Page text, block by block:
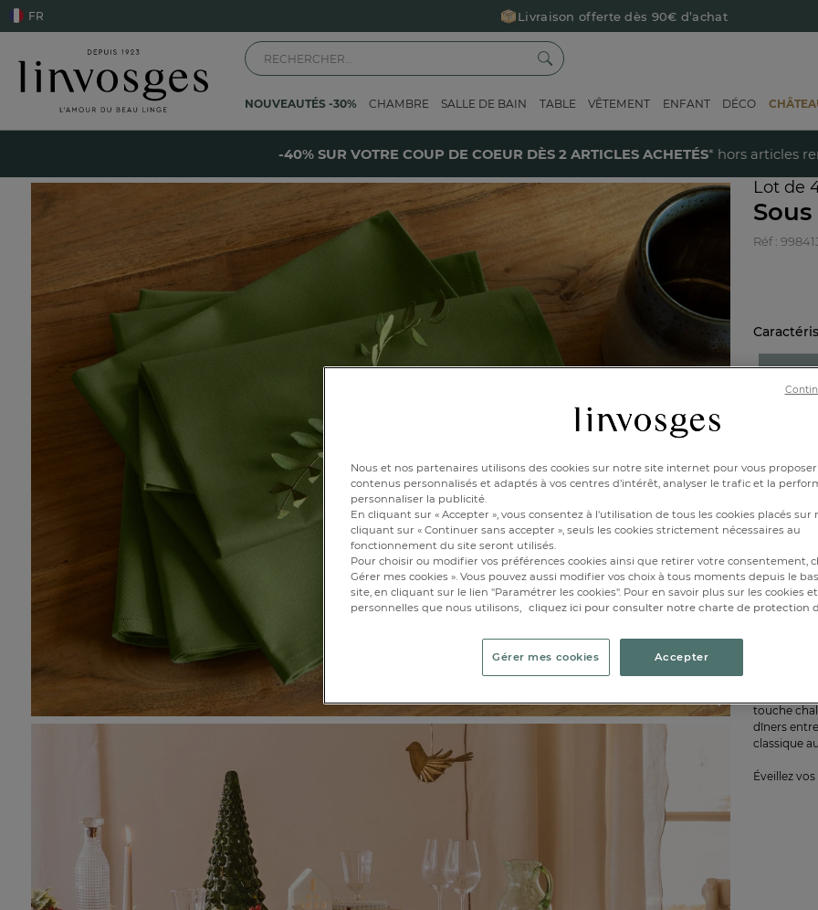
Livraison offerte dès 90€ d’achat
Retour offert avec Colissimo* !
Payez en 3x ou 4x sans frais avec Alma
Le parrainage Linvosges : offrez 15€, recevez 15€ ! Je découvre
-40% sur votre coup de coeur dès 2 articles achetés !
FR
NOUVEAUTÉS -30% CHAMBRE SALLE DE BAIN TABLE VÊTEMENT ENFANT DÉCO
-40% SUR VOTRE COUP DE COEUR DÈS 2 ARTICLES ACHETÉS* hors articles
Lot de
Réf :
1
- Leur
touche
dîners
classique
Éveillez
Nous et nos partenaires utilisons des cookies sur notre site internet pour vous
contenus personnalisés et adaptés à vos centres d’intérêt, analyser le trafic et la
personnaliser la publicité.
En cliquant sur « Accepter », vous consentez à l'utilisation de tous les cookies placés sur
cliquant sur « Continuer sans accepter », seuls les cookies strictement nécessaires au
fonctionnement du site seront utilisés.
Pour choisir ou modifier vos préférences cookies ainsi que retirer votre consentement,
Gérer mes cookies ». Vous pouvez aussi modifier vos choix à tous moments depuis le
site, en cliquant sur le lien "Paramétrer les cookies". Pour en savoir plus sur les cookies
personnelles que nous utilisons,
cliquez ici pour consulter notre charte de protection
Gérer mes cookies Accepter